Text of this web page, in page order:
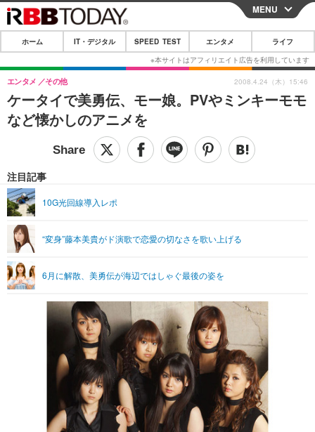
CLOSE
ホーム
IT・デジタル
IT・デジタルTOP スマートフォン
ショッピング その他
SPEED TEST
エンタメTOP 映画・ドラマ
グラビア ブログ
ショッピング その他
ライフTOP
リリース一覧
プッシュ通知の停止方法
MENU
ホーム IT・デジタル SPEED TEST エンタメ ライフ
ケータイで美勇伝、モー娘。PVやミンキーモモ
など懐かしのアニメを
エンタメ その他
注目記事
10G光回線導入レポ
“変身”藤本美貴がド演歌で恋愛の切なさを歌い上げる
6月に解散、美勇伝が海辺ではしゃぐ最後の姿を
2008.4.24（木）15:46